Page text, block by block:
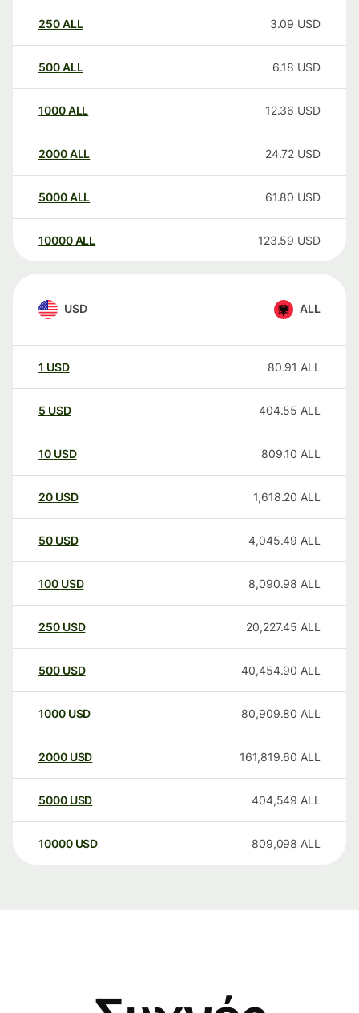
250ALL 3.09 USD
500ALL 6.18 USD
1000ALL 12.36 USD
2000ALL 24.72 USD
5000ALL 61.80 USD
10000 ALL 123.59 USD
USD ALL
1 USD 80.91 ALL
5 USD 404.55 ALL
10 USD 809.10 ALL
20 USD 1,618.20 ALL
50 USD 4,045.49 ALL
100 USD 8,090.98 ALL
250 USD 20,227.45 ALL
500 USD 40,454.90 ALL
1000 USD 80,909.80 ALL
2000 USD 161,819.60 ALL
5000 USD 404,549 ALL
10000 USD 809,098 ALL